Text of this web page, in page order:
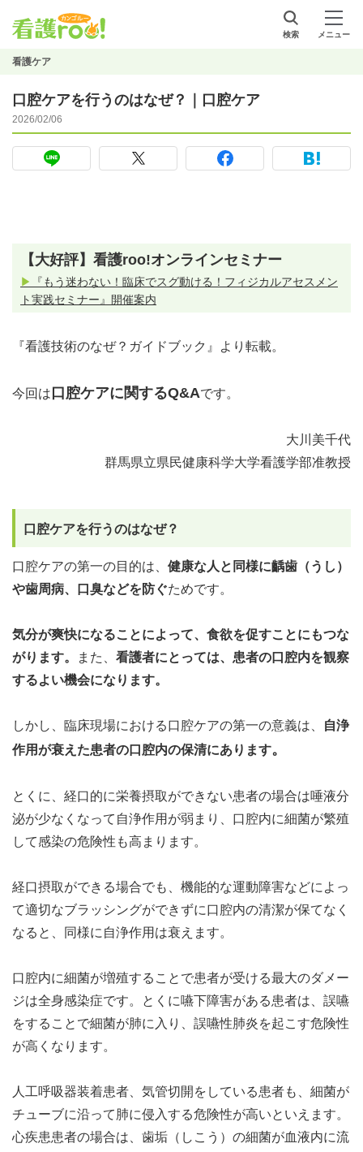
検索 メニュー
看護ケア
口腔ケアを行うのはなぜ？｜口腔ケア
2026/02/06
【大好評】看護roo!オンラインセミナー
▶
『もう迷わない！臨床でスグ動ける！フィジカルアセスメン
ト実践セミナー』開催案内
『看護技術のなぜ？ガイドブック』より転載。
今回は 口腔ケアに関するQ&Aです。
大川美千代
群馬県立県民健康科学大学看護学部准教授
口腔ケアを行うのはなぜ？
口腔ケアの第一の目的は、 健康な人と同様に齲歯（うし）
や歯周病、口臭などを防ぐためです。
気分が爽快になることによって、食欲を促すことにもつな
がります。
また、 看護者にとっては、患者の口腔内を観察
するよい機会になります。
しかし、臨床現場における口腔ケアの第一の意義は、
自浄
作用が衰えた患者の口腔内の保清にあります。
とくに、経口的に栄養摂取ができない患者の場合は唾液分
泌が少なくなって自浄作用が弱まり、口腔内に細菌が繁殖
して感染の危険性も高まります。
経口摂取ができる場合でも、機能的な運動障害などによっ
て適切なブラッシングができずに口腔内の清潔が保てなく
なると、同様に自浄作用は衰えます。
口腔内に細菌が増殖することで患者が受ける最大のダメー
ジは全身感染症です。とくに嚥下障害がある患者は、誤嚥
をすることで細菌が肺に入り、誤嚥性肺炎を起こす危険性
が高くなります。
人工呼吸器装着患者、気管切開をしている患者も、細菌が
チューブに沿って肺に侵入する危険性が高いといえます。
心疾患患者の場合は、歯垢（しこう）の細菌が血液内に流